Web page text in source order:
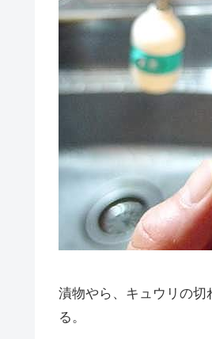
漬物やら、キュウリの
る。